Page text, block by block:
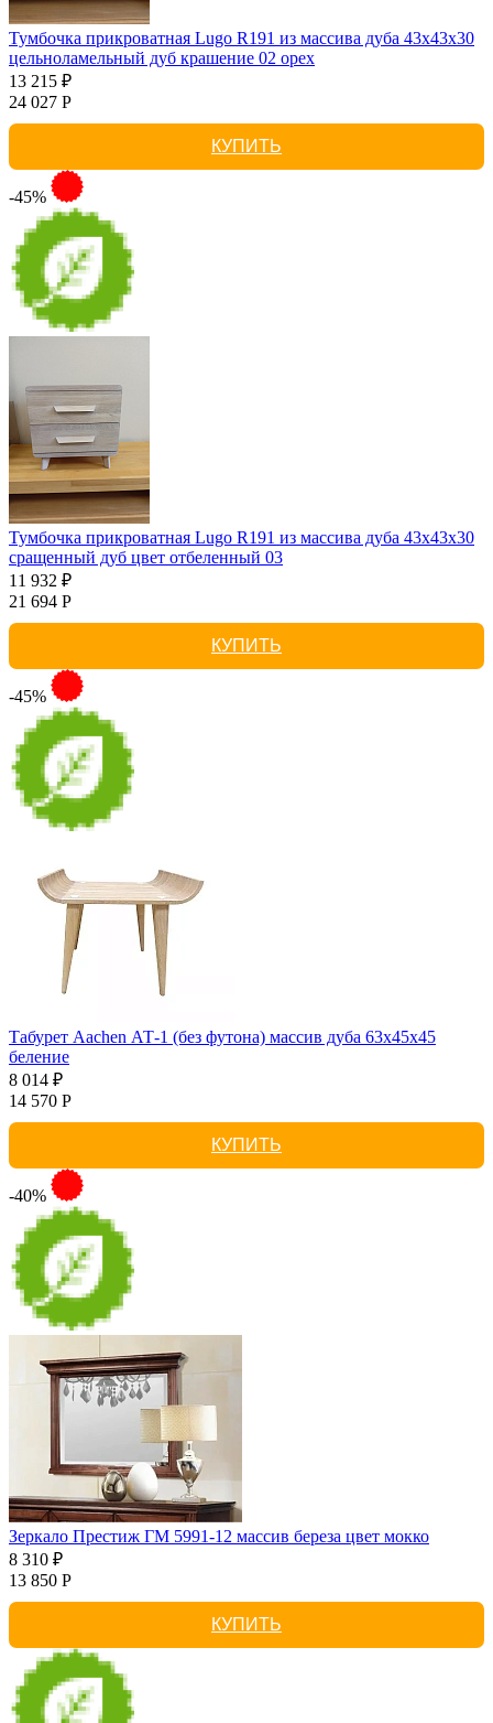
Тумбочка прикроватная Lugo R191 из массива дуба 43х43х30
цельноламельный дуб крашение 02 орех
13 215 ₽
24 027 Р
КУПИТЬ
-45%
Тумбочка прикроватная Lugo R191 из массива дуба 43х43х30
сращенный дуб цвет отбеленный 03
11 932 ₽
21 694 Р
КУПИТЬ
-45%
Табурет Aachen АТ-1 (без футона) массив дуба 63х45х45
беление
8 014 ₽
14 570 Р
КУПИТЬ
-40%
Зеркало Престиж ГМ 5991-12 массив береза цвет мокко
8 310 ₽
13 850 Р
КУПИТЬ